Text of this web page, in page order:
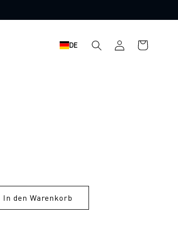
DE EinloggenWarenkorb
In den Warenkorb